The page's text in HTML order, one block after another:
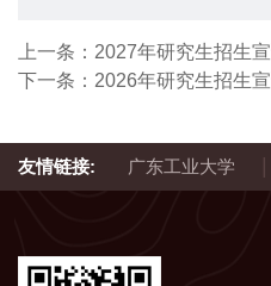
上一条： 2027年研究生招生
下一条： 2026年研究生招生
友情链接: 广东工业大学